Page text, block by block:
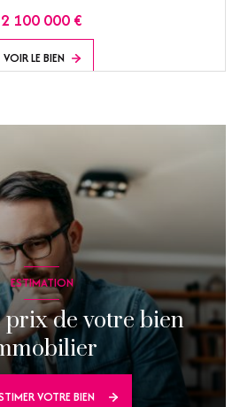
2 100 000 €
VOIR LE BIEN
ESTIMATION
prix de votre bien
VOTRE BIEN